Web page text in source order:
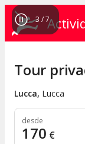
3 /7
Tour
Lucca, Lucca
desde
170 €